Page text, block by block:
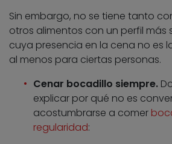
Sin embargo, no se tiene tanto
otros alimentos con un perfil más
cuya presencia en la cena no es
al menos para ciertas personas.
Cenar bocadillo siempre.
explicar por qué no es
acostumbrarse a comer
regularidad: